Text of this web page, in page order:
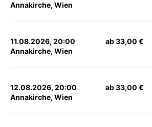
Annakirche, Wien
11.08.2026, 20:00
Annakirche, Wien
ab 33,00 €
12.08.2026, 20:00
Annakirche, Wien
ab 33,00 €